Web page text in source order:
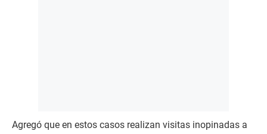
Agregó que en estos casos realizan visitas inopinadas a